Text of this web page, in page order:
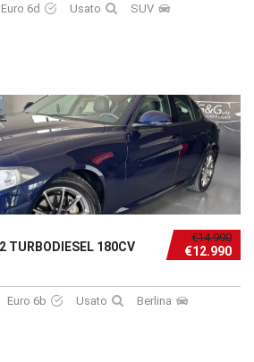
Euro 6d Usato
SUV
€14.990
€12.990
TURBODIESEL 180CV
Euro 6b Usato
Berlina